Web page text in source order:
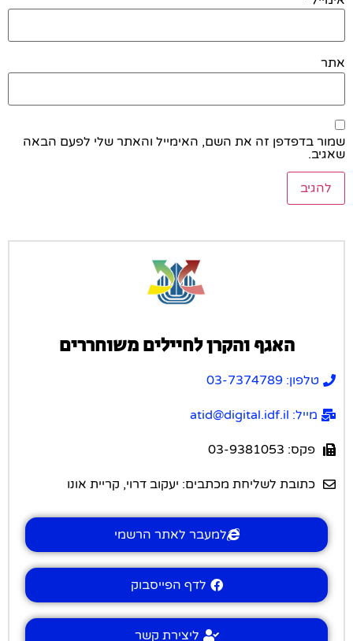
אתר
שמור בדפדפן זה את השם, האימייל והאתר שלי לפעם הבאה
שאגיב.
האגף והקרן לחיילים משוחררים
טלפון: 03-7374789
מייל: atid@digital.idf.il
פקס: 03-9381053
כתובת לשליחת מכתבים: יעקוב דרוי, קריית אונו
למעבר לאתר הרשמי
לדף הפייסבוק
ליצירת קשר